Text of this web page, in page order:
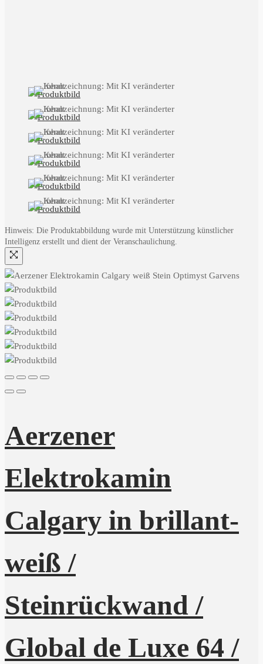
Hinweis: Die Produktabbildung wurde mit Unterstützung künstlicher
Intelligenz erstellt und dient der Veranschaulichung.
Aerzener
Elektrokamin
Calgary in brillant-
weiß /
Steinrückwand /
Global de Luxe 64 /